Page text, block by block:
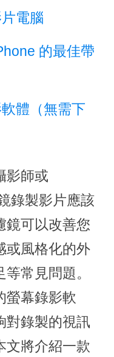
電腦
的最佳帶
體（無需下
影師或
錄製影片應該
鏡可以改善您
或風格化的外
常見問題。
螢幕錄影軟
對錄製的視訊
文將介紹一款